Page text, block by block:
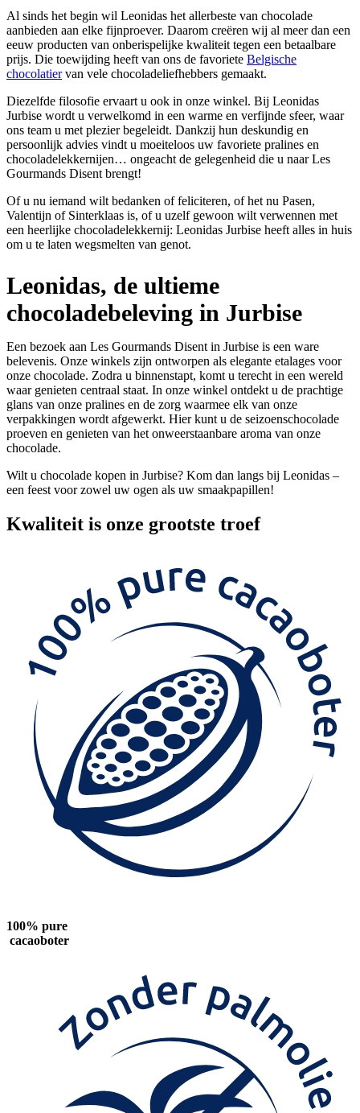
Al sinds het begin wil Leonidas het allerbeste van chocolade
aanbieden aan elke fijnproever. Daarom creëren wij al meer dan een
eeuw producten van onberispelijke kwaliteit tegen een betaalbare
prijs. Die toewijding heeft van ons de favoriete Belgische
chocolatiervan vele chocoladeliefhebbers gemaakt.
Diezelfde filosofie ervaart u ook in onze winkel. Bij Leonidas
Jurbise wordt u verwelkomd in een warme en verfijnde sfeer, waar
ons team u met plezier begeleidt. Dankzij hun deskundig en
persoonlijk advies vindt u moeiteloos uw favoriete pralines en
chocoladelekkernijen… ongeacht de gelegenheid die u naar Les
Gourmands Disent brengt!
Of u nu iemand wilt bedanken of feliciteren, of het nu Pasen,
Valentijn of Sinterklaas is, of u uzelf gewoon wilt verwennen met
een heerlijke chocoladelekkernij: Leonidas Jurbise heeft alles in huis
om u te laten wegsmelten van genot.
Leonidas, de ultieme
chocoladebeleving in Jurbise
Een bezoek aan Les Gourmands Disent in Jurbise is een ware
belevenis. Onze winkels zijn ontworpen als elegante etalages voor
onze chocolade. Zodra u binnenstapt, komt u terecht in een wereld
waar genieten centraal staat. In onze winkel ontdekt u de prachtige
glans van onze pralines en de zorg waarmee elk van onze
verpakkingen wordt afgewerkt. Hier kunt u de seizoenschocolade
proeven en genieten van het onweerstaanbare aroma van onze
chocolade.
Wilt u chocolade kopen in Jurbise? Kom dan langs bij Leonidas –
een feest voor zowel uw ogen als uw smaakpapillen!
Kwaliteit is onze grootste troef
100% pure
cacaoboter